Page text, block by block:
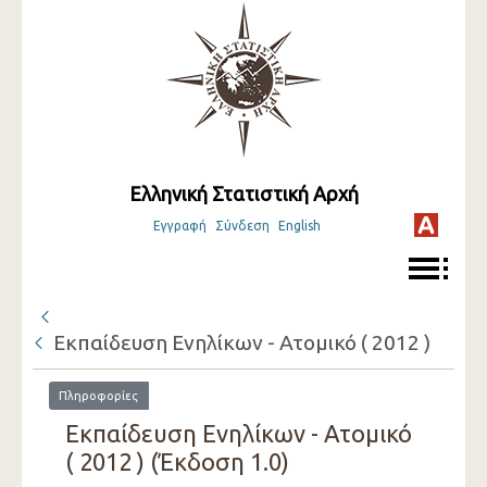
Ελληνική Στατιστική Αρχή
Εγγραφή Σύνδεση English
Εκπαίδευση Eνηλίκων - Ατομικό ( 2012 )
Πληροφορίες
Εκπαίδευση Eνηλίκων - Ατομικό
( 2012 ) (Έκδοση 1.0)